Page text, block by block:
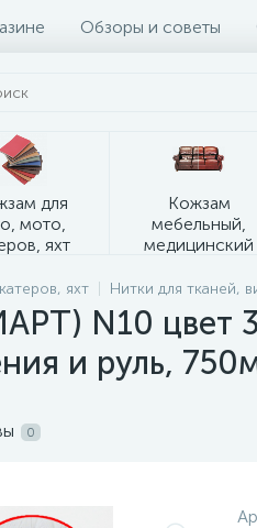
Обзоры и советы
для
мото,
яхт
Кожзам
мебельный,
медицинский
яхт Нитки для тканей,
N10 цвет
и руль,
0